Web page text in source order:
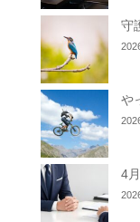
守
や
4